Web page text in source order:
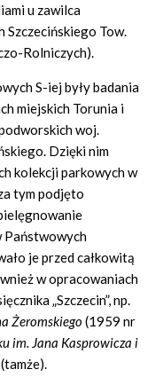
u zawilca
Szczecińskiego Tow.
Rolniczych).
S-iej były badania
miejskich Torunia i
woj.
Dzięki nim
kolekcji parkowych w
tym podjęto
Państwowych
je przed całkowitą
w opracowaniach
„Szczecin”, np.
Żeromskiego(1959 nr
im. Jana Kasprowicza i
(tamże).